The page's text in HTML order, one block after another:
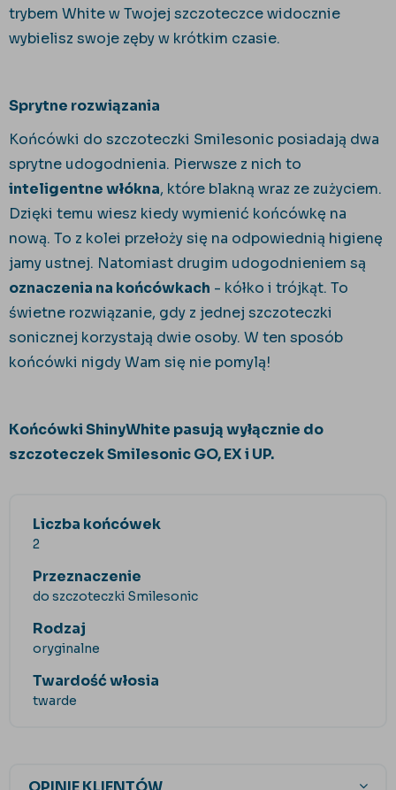
trybem White w Twojej szczoteczce widocznie
wybielisz swoje zęby w krótkim czasie.
Sprytne rozwiązania
Końcówki do szczoteczki Smilesonic posiadają dwa
sprytne udogodnienia. Pierwsze z nich to
inteligentne włókna, które blakną wraz ze zużyciem.
Dzięki temu wiesz kiedy wymienić końcówkę na
nową. To z kolei przełoży się na odpowiednią higienę
jamy ustnej. Natomiast drugim udogodnieniem są
oznaczenia na końcówkach - kółko i trójkąt. To
świetne rozwiązanie, gdy z jednej szczoteczki
sonicznej korzystają dwie osoby. W ten sposób
końcówki nigdy Wam się nie pomylą!
Końcówki ShinyWhite pasują wyłącznie do
szczoteczek Smilesonic GO, EX i UP.
Liczba końcówek
2
Przeznaczenie
do szczoteczki Smilesonic
Rodzaj
oryginalne
Twardość włosia
twarde